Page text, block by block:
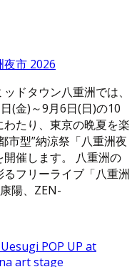
夜市 2026
ドタウン八重洲では、
(金)～9月6日(日)の10
わたり、東京の晩夏を楽
市型”納涼祭「八重洲夜
開催します。 八重洲の
るフリーライブ「八重洲
陽、ZEN-
POP UP at
art stage